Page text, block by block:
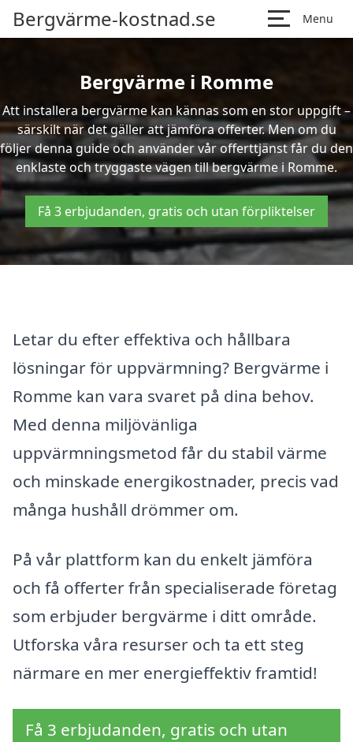
Bergvärme-kostnad.se Menu
Bergvärme i Romme
Att installera bergvärme kan kännas som en stor uppgift –
särskilt när det gäller att jämföra offerter. Men om du
följer denna guide och använder vår offerttjänst får du den
enklaste och tryggaste vägen till bergvärme i Romme.
Få 3 erbjudanden, gratis och utan förpliktelser
Letar du efter effektiva och hållbara
lösningar för uppvärmning? Bergvärme i
Romme kan vara svaret på dina behov.
Med denna miljövänliga
uppvärmningsmetod får du stabil värme
och minskade energikostnader, precis vad
många hushåll drömmer om.
På vår plattform kan du enkelt jämföra
och få offerter från specialiserade företag
som erbjuder bergvärme i ditt område.
Utforska våra resurser och ta ett steg
närmare en mer energieffektiv framtid!
Få 3 erbjudanden, gratis och utan